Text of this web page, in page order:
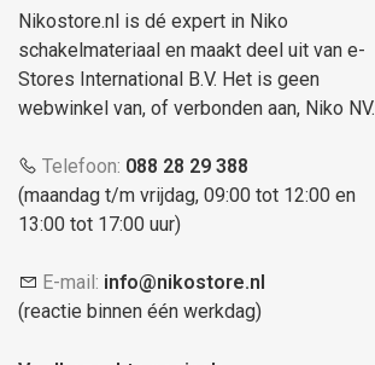
Nikostore.nl is dé expert in Niko
schakelmateriaal en maakt deel uit van e-
Stores International B.V. Het is geen
webwinkel van, of verbonden aan, Niko NV.
Telefoon: 088 28 29 388
(maandag t/m vrijdag, 09:00 tot 12:00 en
13:00 tot 17:00 uur)
E-mail: info@nikostore.nl
(reactie binnen één werkdag)